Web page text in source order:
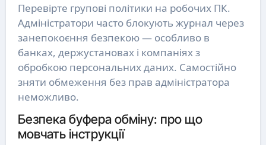
Перевірте групові політики на робочих ПК.
Адміністратори часто блокують журнал через
занепокоєння безпекою — особливо в
банках, держустановах і компаніях з
обробкою персональних даних. Самостійно
зняти обмеження без прав адміністратора
неможливо.
Безпека буфера обміну: про що
мовчать інструкції